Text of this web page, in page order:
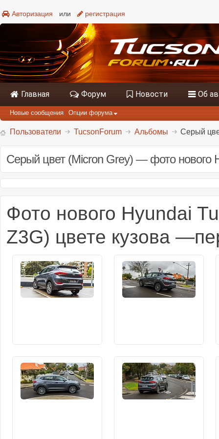
Авторизация или регистрация
Главная Форум Новости Об
Новые сообщения Опции форума
Пользователи TucsonForum Альбомы Серый
Серый цвет (Micron Grey) — фото нового
Фото нового Hyundai
Z3G) цвете кузова